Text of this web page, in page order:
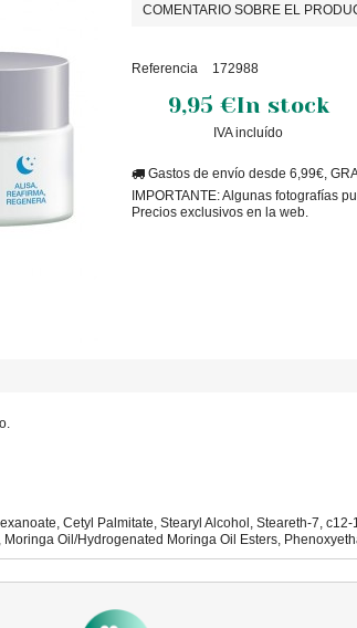
COMENTARIO SOBRE EL
Referencia 172988
9,95 €In stock
IVA incluído
Gastos de envío desde 6,99€,
IMPORTANTE: Algunas fotografías
Precios exclusivos en la web.
Cetyl Palmitate, Stearyl Alcohol, Steareth-7,
Oil/Hydrogenated Moringa Oil Esters,